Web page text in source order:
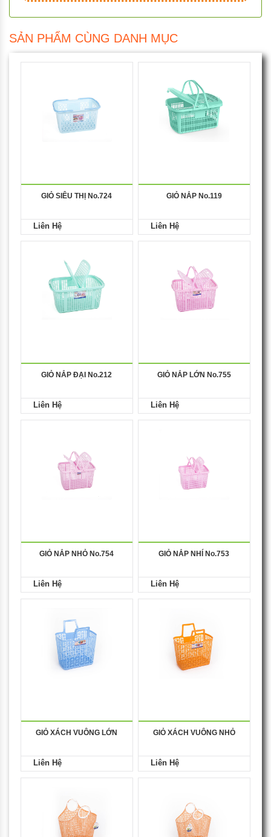
SẢN PHẨM CÙNG DANH MỤC
GIỎ SIÊU THỊ No.724
Liên Hệ
GIỎ NẮP No.119
Liên Hệ
GIỎ NẮP ĐẠI No.212
Liên Hệ
GIỎ NẮP LỚN No.755
Liên Hệ
GIỎ NẮP NHỎ No.754
Liên Hệ
GIỎ NẮP NHÍ No.753
Liên Hệ
GIỎ XÁCH VUÔNG LỚN
Liên Hệ
GIỎ XÁCH VUÔNG NHỎ
Liên Hệ